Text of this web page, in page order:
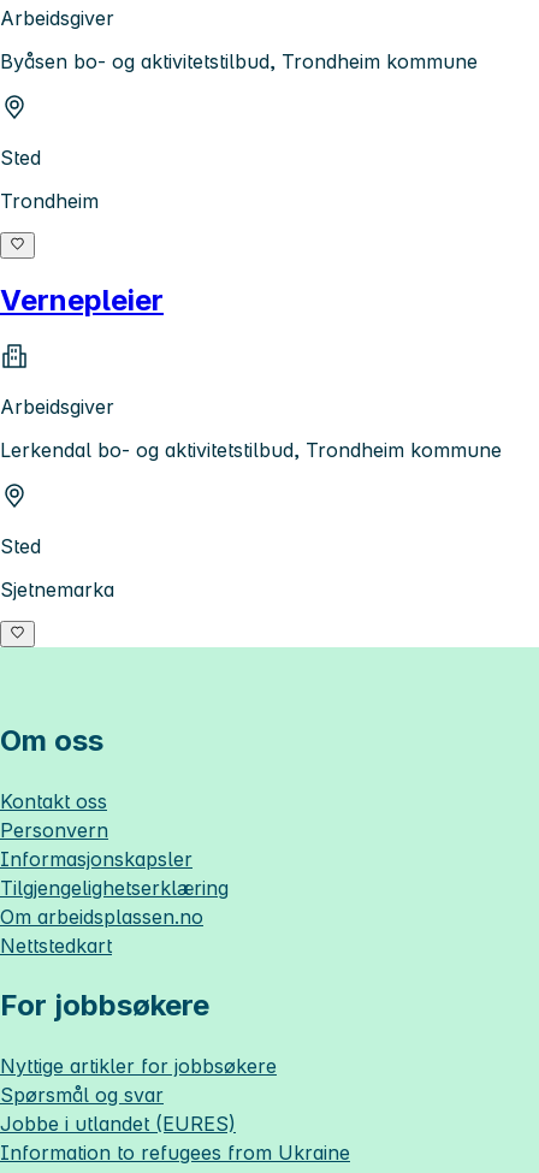
Arbeidsgiver
Byåsen bo- og aktivitetstilbud, Trondheim kommune
Sted
Trondheim
Vernepleier
Arbeidsgiver
Lerkendal bo- og aktivitetstilbud, Trondheim kommune
Sted
Sjetnemarka
Om oss
Kontakt oss
Personvern
Informasjonskapsler
Tilgjengelighetserklæring
Om arbeidsplassen.no
Nettstedkart
For jobbsøkere
Nyttige artikler for jobbsøkere
Spørsmål og svar
Jobbe i utlandet (EURES)
Information to refugees from Ukraine